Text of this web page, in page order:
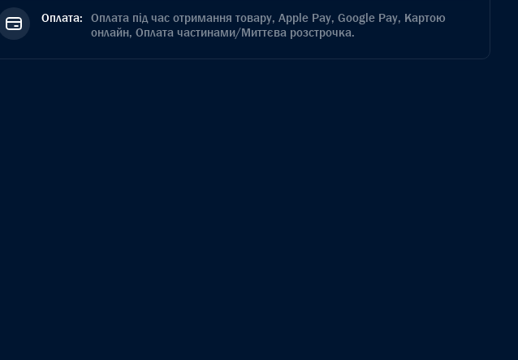
Оплата: Оплата під час отримання товару, Apple Pay, Google Pay, Картою
онлайн, Оплата частинами/Миттєва розстрочка.